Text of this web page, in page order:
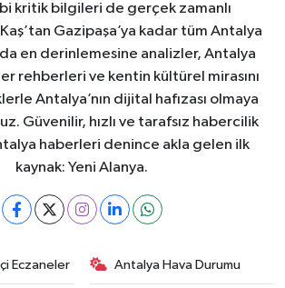
kritik bilgileri de gerçek zamanlı
Gazipaşa’ya kadar tüm Antalya
en derinlemesine analizler, Antalya
rehberleri ve kentin kültürel mirasını
Antalya’nın dijital hafızası olmaya
Güvenilir, hızlı ve tarafsız habercilik
haberleri denince akla gelen ilk
kaynak: Yeni Alanya.
Eczaneler Antalya Hava Durumu